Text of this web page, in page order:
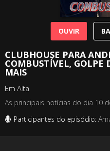
CLUBHOUSE PARA
COMBUSTÍVEL, GOLPE
MAIS
Em Alta
As principais notícias do dia 10
Participantes do episódio:
OUVIR